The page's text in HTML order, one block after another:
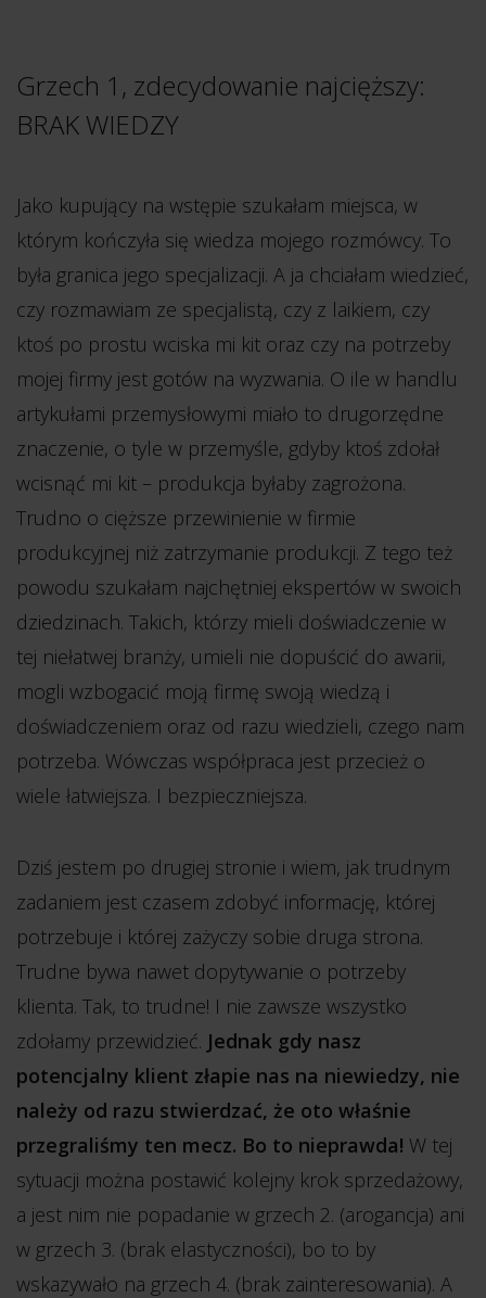
Grzech 1, zdecydowanie najcięższy:
BRAK WIEDZY
Jako kupujący na wstępie szukałam miejsca, w
którym kończyła się wiedza mojego rozmówcy. To
była granica jego specjalizacji. A ja chciałam wiedzieć,
czy rozmawiam ze specjalistą, czy z laikiem, czy
ktoś po prostu wciska mi kit oraz czy na potrzeby
mojej firmy jest gotów na wyzwania. O ile w handlu
artykułami przemysłowymi miało to drugorzędne
znaczenie, o tyle w przemyśle, gdyby ktoś zdołał
wcisnąć mi kit – produkcja byłaby zagrożona.
Trudno o cięższe przewinienie w firmie
produkcyjnej niż zatrzymanie produkcji. Z tego też
powodu szukałam najchętniej ekspertów w swoich
dziedzinach. Takich, którzy mieli doświadczenie w
tej niełatwej branży, umieli nie dopuścić do awarii,
mogli wzbogacić moją firmę swoją wiedzą i
doświadczeniem oraz od razu wiedzieli, czego nam
potrzeba. Wówczas współpraca jest przecież o
wiele łatwiejsza. I bezpieczniejsza.
Dziś jestem po drugiej stronie i wiem, jak trudnym
zadaniem jest czasem zdobyć informację, której
potrzebuje i której zażyczy sobie druga strona.
Trudne bywa nawet dopytywanie o potrzeby
klienta. Tak, to trudne! I nie zawsze wszystko
zdołamy przewidzieć. Jednak gdy nasz
potencjalny klient złapie nas na niewiedzy, nie
należy od razu stwierdzać, że oto właśnie
przegraliśmy ten mecz. Bo to nieprawda! W tej
sytuacji można postawić kolejny krok sprzedażowy,
a jest nim nie popadanie w grzech 2. (arogancja) ani
w grzech 3. (brak elastyczności), bo to by
wskazywało na grzech 4. (brak zainteresowania). A